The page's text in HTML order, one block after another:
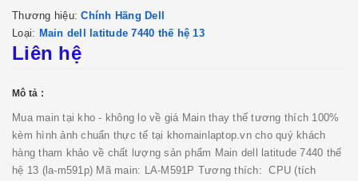
Thương hiệu:Chính Hãng Dell
Loại: Main dell latitude 7440 thế hệ 13
Liên hệ
Mô tả :
Mua main tại kho - không lo về giá Main thay thế tương thích 100%
kèm hình ảnh chuẩn thực tế tại khomainlaptop.vn cho quý khách
hàng tham khảo về chất lượng sản phẩm Main dell latitude 7440 thế
hệ 13 (la-m591p) Mã main: LA-M591P Tương thích: CPU (tích